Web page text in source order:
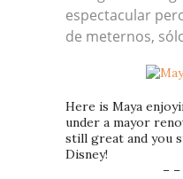
espectacular
de meternos,
Here is Maya
under a mayor
still great and you
Disney!
–